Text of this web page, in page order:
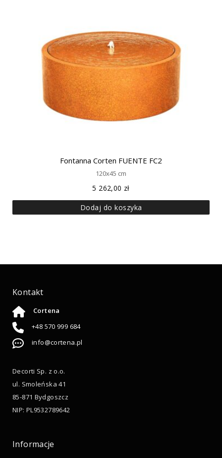
Fontanna Corten FUENTE FC2
120x45 cm
5 262,00 zł
Dodaj do koszyka
Kontakt
Cortena
+48 570 999 684
info@cortena.pl
Decorti Sp. z o.o.
ul. Smoleńska 41
85-871 Bydgoszcz
NIP: PL9532789642
Informacje